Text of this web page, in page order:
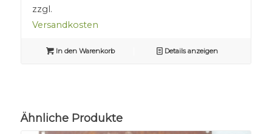
zzgl.
Versandkosten
In den Warenkorb Details anzeigen
Ähnliche Produkte